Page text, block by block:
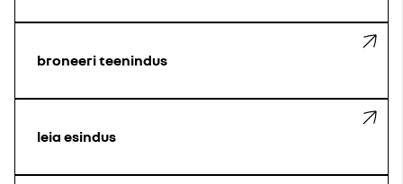
broneeri teenindus
leia esindus